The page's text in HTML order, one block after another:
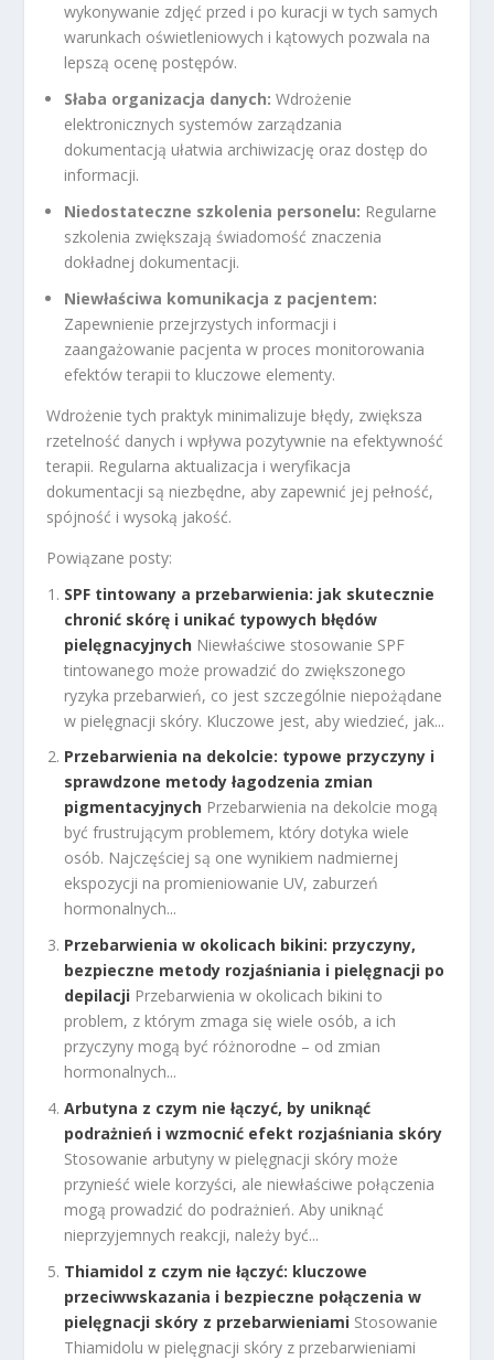
wykonywanie zdjęć przed i po kuracji w tych samych
warunkach oświetleniowych i kątowych pozwala na
lepszą ocenę postępów.
Słaba organizacja danych: Wdrożenie
elektronicznych systemów zarządzania
dokumentacją ułatwia archiwizację oraz dostęp do
informacji.
Niedostateczne szkolenia personelu: Regularne
szkolenia zwiększają świadomość znaczenia
dokładnej dokumentacji.
Niewłaściwa komunikacja z pacjentem:
Zapewnienie przejrzystych informacji i
zaangażowanie pacjenta w proces monitorowania
efektów terapii to kluczowe elementy.
Wdrożenie tych praktyk minimalizuje błędy, zwiększa
rzetelność danych i wpływa pozytywnie na efektywność
terapii. Regularna aktualizacja i weryfikacja
dokumentacji są niezbędne, aby zapewnić jej pełność,
spójność i wysoką jakość.
Powiązane posty:
SPF tintowany a przebarwienia: jak skutecznie
chronić skórę i unikać typowych błędów
pielęgnacyjnych Niewłaściwe stosowanie SPF
tintowanego może prowadzić do zwiększonego
ryzyka przebarwień, co jest szczególnie niepożądane
w pielęgnacji skóry. Kluczowe jest, aby wiedzieć, jak...
Przebarwienia na dekolcie: typowe przyczyny i
sprawdzone metody łagodzenia zmian
pigmentacyjnych Przebarwienia na dekolcie mogą
być frustrującym problemem, który dotyka wiele
osób. Najczęściej są one wynikiem nadmiernej
ekspozycji na promieniowanie UV, zaburzeń
hormonalnych...
Przebarwienia w okolicach bikini: przyczyny,
bezpieczne metody rozjaśniania i pielęgnacji po
depilacji Przebarwienia w okolicach bikini to
problem, z którym zmaga się wiele osób, a ich
przyczyny mogą być różnorodne – od zmian
hormonalnych...
Arbutyna z czym nie łączyć, by uniknąć
podrażnień i wzmocnić efekt rozjaśniania skóry
Stosowanie arbutyny w pielęgnacji skóry może
przynieść wiele korzyści, ale niewłaściwe połączenia
mogą prowadzić do podrażnień. Aby uniknąć
nieprzyjemnych reakcji, należy być...
Thiamidol z czym nie łączyć: kluczowe
przeciwwskazania i bezpieczne połączenia w
pielęgnacji skóry z przebarwieniami Stosowanie
Thiamidolu w pielęgnacji skóry z przebarwieniami